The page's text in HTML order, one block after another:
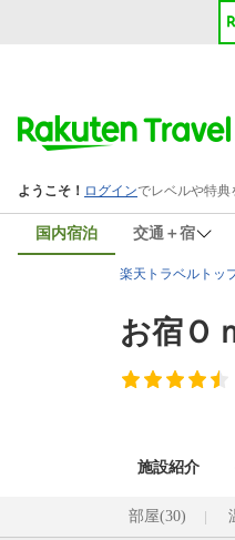
国内宿泊 交通＋宿
楽天トラベルトッ
お宿Ｏ
施設紹介
部屋(30)